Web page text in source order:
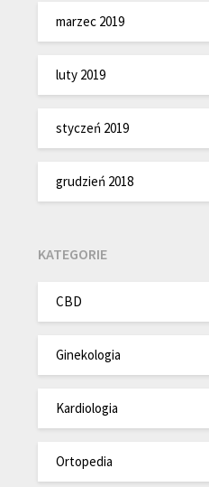
marzec 2019
luty 2019
styczeń 2019
grudzień 2018
KATEGORIE
CBD
Ginekologia
Kardiologia
Ortopedia